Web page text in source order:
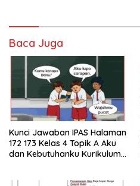
Baca Juga
Kunci Jawaban IPAS Halaman
172 173 Kelas 4 Topik A Aku
dan Kebutuhanku Kurikulum